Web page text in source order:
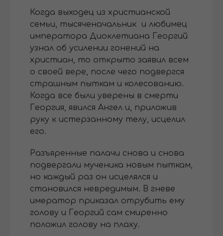
Когда выходец из христианской
семьи, тысяченачальник и любимец
императора Диоклетиана Георгий
узнал об усилении гонений на
христиан, то открыто заявил всем
о своей вере, после чего подвергся
страшным пыткам и колесованию.
Когда все были уверены в смерти
Георгия, явился Ангел и, приложив
руку к истерзанному телу, исцелил
его.
Разъяренные палачи снова и снова
подвергали мученика новым пыткам,
но каждый раз он исцелялся и
становился невредимым. В гневе
имератор приказал отрубить ему
голову и Георгий сам смиренно
положил голову на плаху.